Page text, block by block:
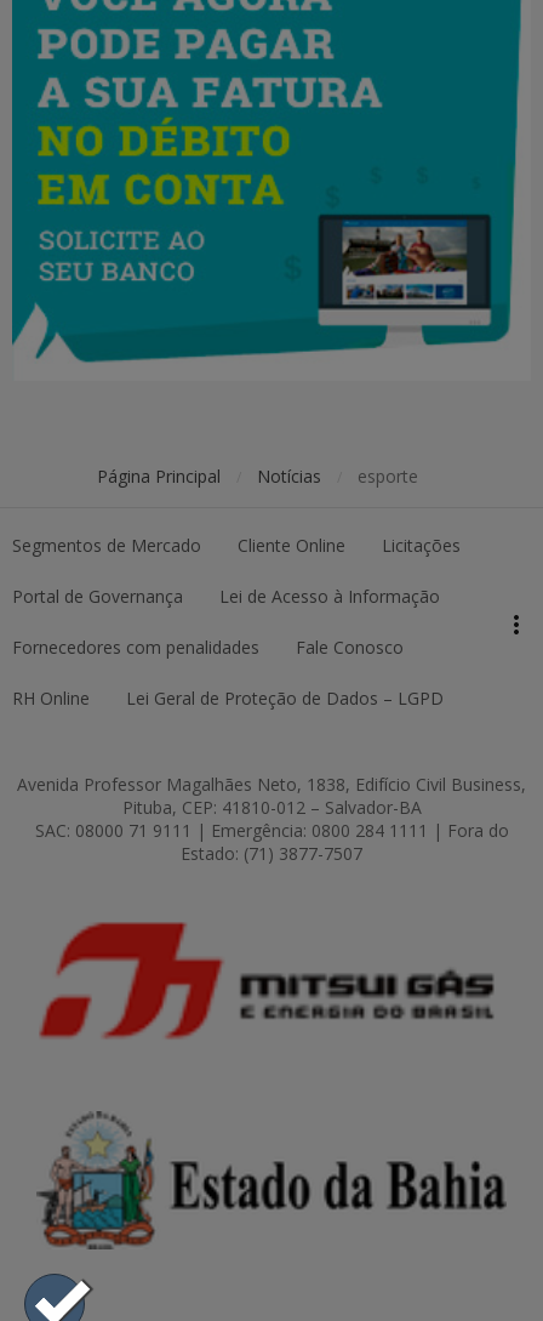
Página Principal Notícias esporte
Segmentos de Mercado Cliente Online Licitações
Portal de Governança Lei de Acesso à Informação
Fornecedores com penalidades Fale Conosco
RH Online Lei Geral de Proteção de Dados – LGPD
more_vert
Avenida Professor Magalhães Neto, 1838, Edifício Civil Business,
Pituba, CEP: 41810-012 – Salvador-BA
SAC: 08000 71 9111 | Emergência: 0800 284 1111 | Fora do
Estado: (71) 3877-7507